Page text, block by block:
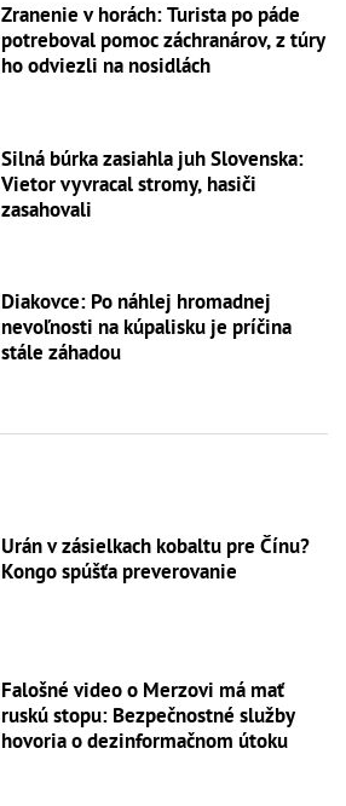
Zranenie v horách: Turista po páde
potreboval pomoc záchranárov, z túry
ho odviezli na nosidlách
Silná búrka zasiahla juh Slovenska:
Vietor vyvracal stromy, hasiči
zasahovali
Diakovce: Po náhlej hromadnej
nevoľnosti na kúpalisku je príčina
stále záhadou
Urán v zásielkach kobaltu pre Čínu?
Kongo spúšťa preverovanie
Falošné video o Merzovi má mať
ruskú stopu: Bezpečnostné služby
hovoria o dezinformačnom útoku